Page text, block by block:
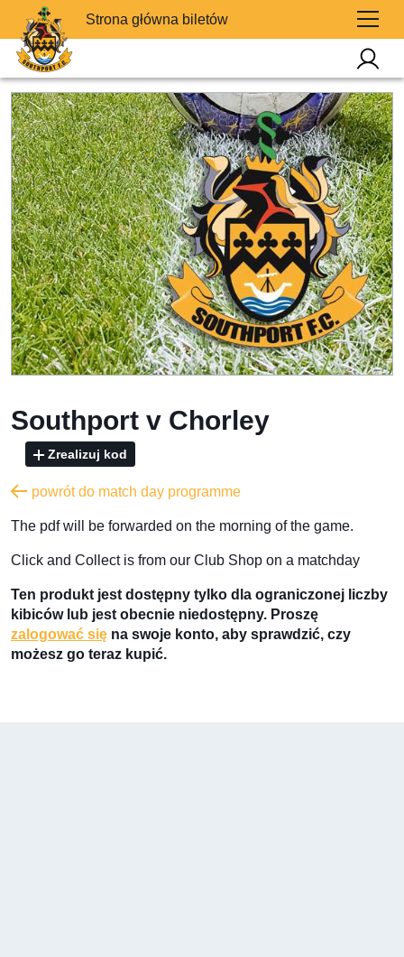
Strona główna biletów
Southport v Chorley
Zrealizuj kod
powrót do match day programme
The pdf will be forwarded on the morning of the game.
Click and Collect is from our Club Shop on a matchday
Ten produkt jest dostępny tylko dla ograniczonej liczby
kibiców lub jest obecnie niedostępny. Proszę
zalogować się na swoje konto, aby sprawdzić, czy
możesz go teraz kupić.